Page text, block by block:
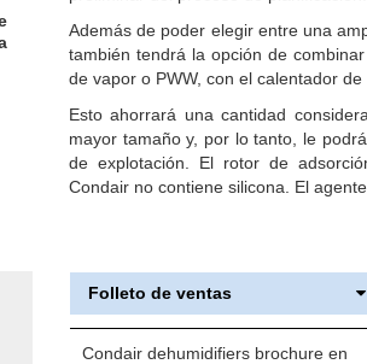
Además de poder elegir entre una
también tendrá la opción de
de vapor o PWW, con el calentador
Esto ahorrará una cantidad
mayor tamaño y, por lo tanto, le
de explotación. El rotor de
Condair no contiene silicona. El
Folleto de ventas
Condair dehumidifiers brochure en